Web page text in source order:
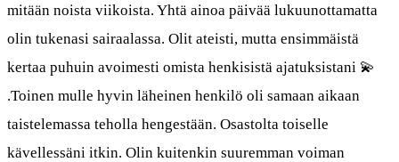
mitään noista viikoista. Yhtä ainoa päivää lukuunottamatta
olin tukenasi sairaalassa. Olit ateisti, mutta ensimmäistä
kertaa puhuin avoimesti omista henkisistä ajatuksistani 💫
.Toinen mulle hyvin läheinen henkilö oli samaan aikaan
taistelemassa teholla hengestään. Osastolta toiselle
kävellessäni itkin. Olin kuitenkin suuremman voiman